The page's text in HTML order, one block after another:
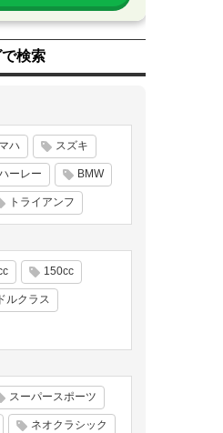
検索
ハ スズキ
ーレー BMW
トライアンフ
150cc
ルクラス
スーパースポーツ
ネオクラシック